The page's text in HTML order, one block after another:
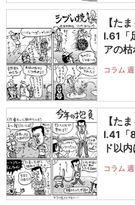
【た
l.61「
アの枯
コラム
【た
l.41「
ド以
コラム